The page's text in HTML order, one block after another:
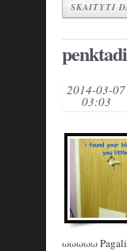
SKAITYTI
2014-03-07
03:03
ωωωωω